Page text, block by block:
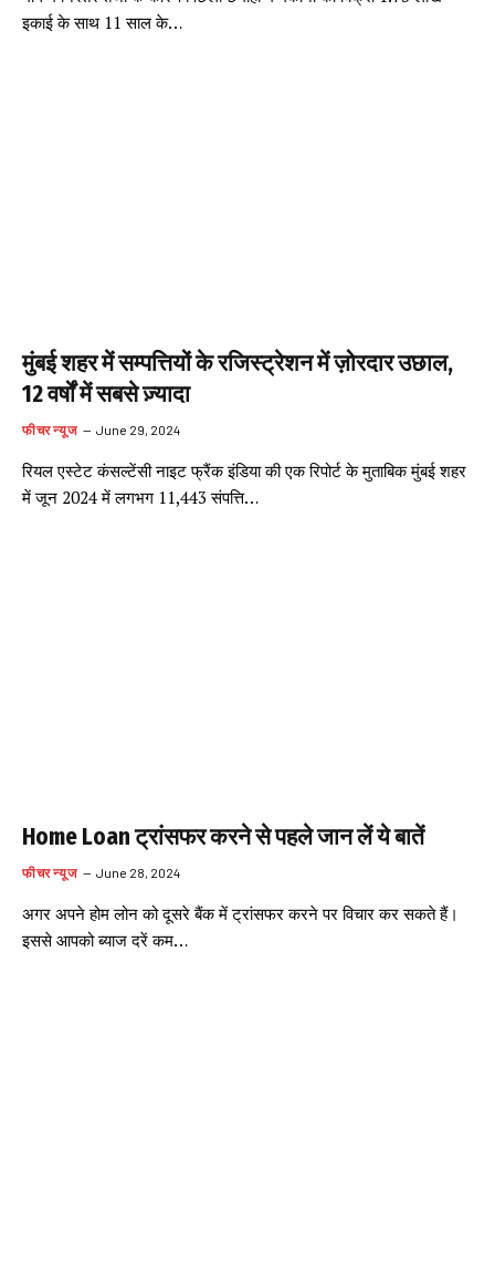
इकाई के साथ 11 साल के…
मुंबई शहर में सम्पत्तियों के रजिस्ट्रेशन में ज़ोरदार उछाल,
12 वर्षों में सबसे ज़्यादा
फीचर न्यूज June 29, 2024
रियल एस्टेट कंसल्टेंसी नाइट फ्रैंक इंडिया की एक रिपोर्ट के मुताबिक मुंबई शहर
में जून 2024 में लगभग 11,443 संपत्ति…
Home Loan ट्रांसफर करने से पहले जान लें ये बातें
फीचर न्यूज June 28, 2024
अगर अपने होम लोन को दूसरे बैंक में ट्रांसफर करने पर विचार कर सकते हैं।
इससे आपको ब्याज दरें कम…